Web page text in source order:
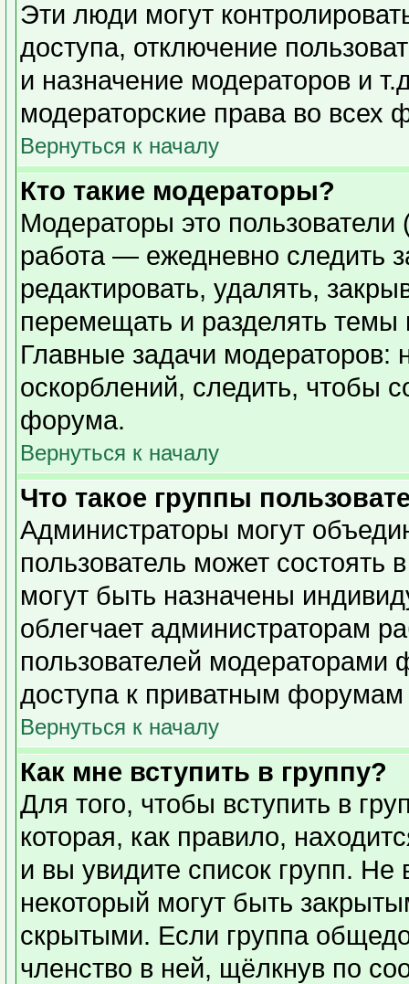
Эти люди могут
доступа, отключение
и назначение модераторов и
модераторские права во всех
Вернуться к началу
Кто такие модераторы?
Модераторы это пользователи
работа — ежедневно следить
редактировать, удалять,
перемещать и разделять темы
Главные задачи модераторов:
оскорблений, следить, чтобы
форума.
Вернуться к началу
Что такое группы
Администраторы могут
пользователь может состоять
могут быть назначены
облегчает администраторам
пользователей
доступа к приватным форумам
Вернуться к началу
Как мне вступить в группу?
Для того, чтобы вступить в
которая, как правило,
и вы увидите список групп. Не
некоторый могут быть
скрытыми. Если группа
членство в ней, щёлкнув по